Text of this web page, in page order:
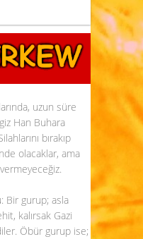
uzun süre
Han Buhara
bırakıp
olacaklar, ama
Bir gurup; asla
kalırsak Gazi
Öbür gurup ise;